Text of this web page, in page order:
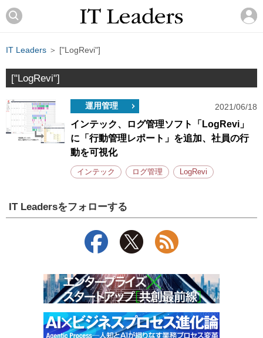
IT Leaders ＞ ["LogRevi"]
["LogRevi"]
運用管理 2021/06/18
インテック、ログ管理ソフト「LogRevi」
に「行動管理レポート」を追加、社員の行
動を可視化
インテック ログ管理 LogRevi
IT Leadersをフォローする